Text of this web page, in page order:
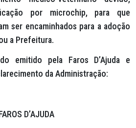
por microchip, para que
ser encaminhados para a adoção
a Prefeitura.
emitido pela Faros D’Ajuda e
da Administração:
D’AJUDA